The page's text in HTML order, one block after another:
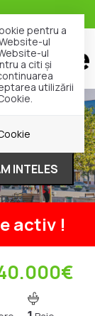
pentru a
ul
ul
a citi și
utilizării
INTELES
|
activ !